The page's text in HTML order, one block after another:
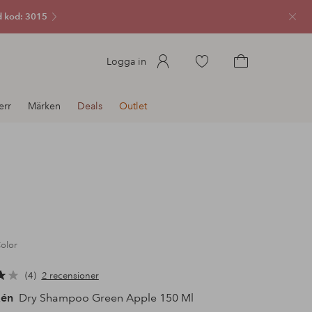
kod: 3015
Logga in
Gå
Märken Deals Outlet
4 2 recensioner
Dry Shampoo Green Apple 150 Ml